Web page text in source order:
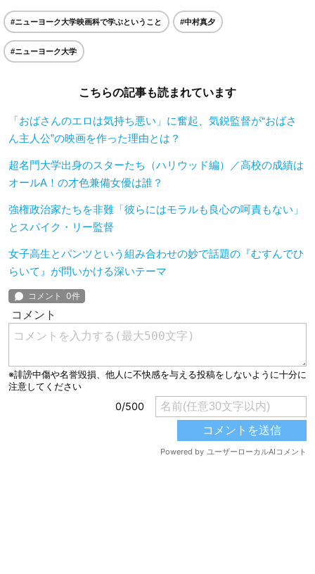
#ニューヨーク大学映画科で学ぶということ #中村真夕
#ニューヨーク大学
こちらの記事も読まれています
「おばさんのエロは気持ち悪い」に奮起、気鋭監督が“おばさ
ん主人公”の映画を作った理由とは？
超名門大学出身のスターたち（ハリウッド編）／高校の成績は
オールA！の才色兼備女優は誰？
強権政治家たちを非難「彼らにはモラルも良心の呵責もない」
とスパイク・リー監督
女子高生とパンツという組み合わせの妙で話題の『むすんでひ
らいて』が問いかける深いテーマ